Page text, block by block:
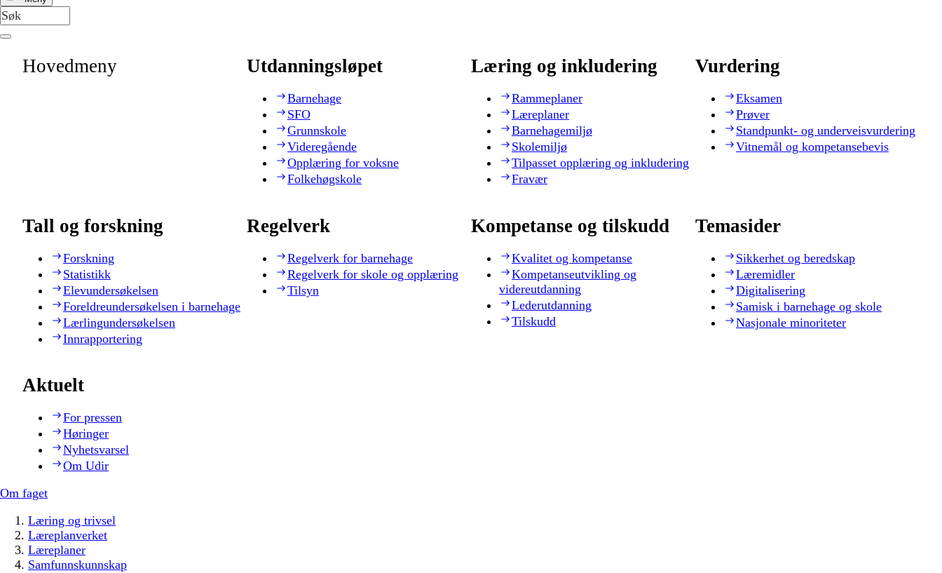
Hovedmeny Utdanningsløpet
Barnehage
SFO
Grunnskole
Videregående
Opplæring for voksne
Folkehøgskole
Læring og inkludering
Rammeplaner
Læreplaner
Barnehagemiljø
Skolemiljø
Tilpasset opplæring og inkludering
Fravær
Vurdering
Eksamen
Prøver
Standpunkt- og underveisvurdering
Vitnemål og kompetansebevis
Tall og forskning
Forskning
Statistikk
Elevundersøkelsen
Foreldreundersøkelsen i barnehage
Lærlingundersøkelsen
Innrapportering
Regelverk
Regelverk for barnehage
Regelverk for skole og opplæring
Tilsyn
Kompetanse og tilskudd
Kvalitet og kompetanse
Kompetanseutvikling og
videreutdanning
Lederutdanning
Tilskudd
Temasider
Sikkerhet og beredskap
Læremidler
Digitalisering
Samisk i barnehage og skole
Nasjonale minoriteter
Aktuelt
For pressen
Høringer
Nyhetsvarsel
Om Udir
Om faget
Læring og trivsel
Læreplanverket
Læreplaner
Samfunnskunnskap